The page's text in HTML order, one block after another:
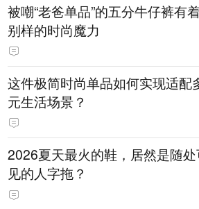
被嘲“老爸单品”的五分牛仔裤有
别样的时尚魔力
这件极简时尚单品如何实现适配
元生活场景？
2026夏天最火的鞋，居然是随
见的人字拖？